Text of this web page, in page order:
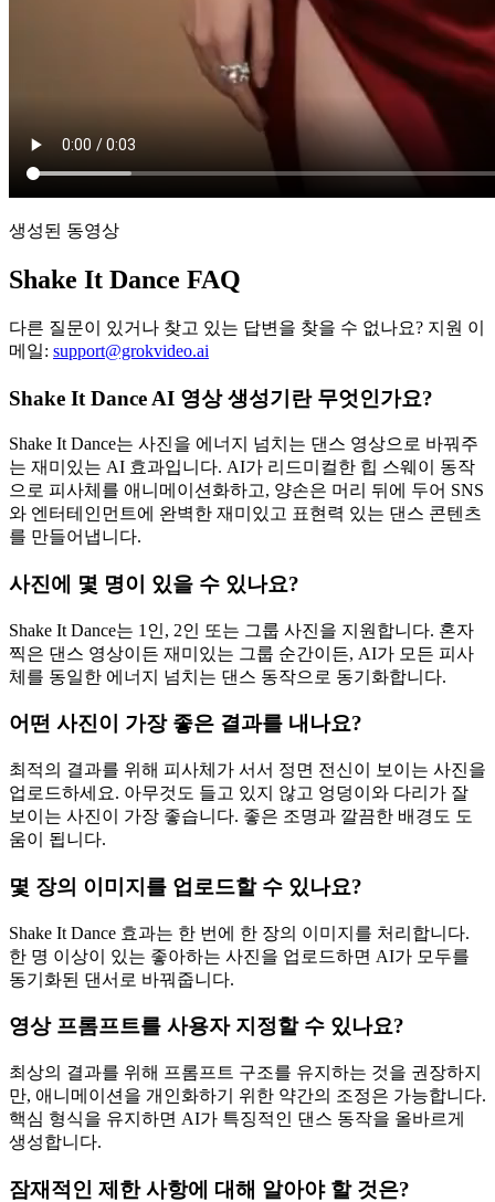
생성된 동영상
Shake It Dance FAQ
다른 질문이 있거나 찾고 있는 답변을 찾을 수 없나요? 지원 이
메일: support@grokvideo.ai
Shake It Dance AI 영상 생성기란 무엇인가요?
Shake It Dance는 사진을 에너지 넘치는 댄스 영상으로 바꿔주
는 재미있는 AI 효과입니다. AI가 리드미컬한 힙 스웨이 동작
으로 피사체를 애니메이션화하고, 양손은 머리 뒤에 두어 SNS
와 엔터테인먼트에 완벽한 재미있고 표현력 있는 댄스 콘텐츠
를 만들어냅니다.
사진에 몇 명이 있을 수 있나요?
Shake It Dance는 1인, 2인 또는 그룹 사진을 지원합니다. 혼자
찍은 댄스 영상이든 재미있는 그룹 순간이든, AI가 모든 피사
체를 동일한 에너지 넘치는 댄스 동작으로 동기화합니다.
어떤 사진이 가장 좋은 결과를 내나요?
최적의 결과를 위해 피사체가 서서 정면 전신이 보이는 사진을
업로드하세요. 아무것도 들고 있지 않고 엉덩이와 다리가 잘
보이는 사진이 가장 좋습니다. 좋은 조명과 깔끔한 배경도 도
움이 됩니다.
몇 장의 이미지를 업로드할 수 있나요?
Shake It Dance 효과는 한 번에 한 장의 이미지를 처리합니다.
한 명 이상이 있는 좋아하는 사진을 업로드하면 AI가 모두를
동기화된 댄서로 바꿔줍니다.
영상 프롬프트를 사용자 지정할 수 있나요?
최상의 결과를 위해 프롬프트 구조를 유지하는 것을 권장하지
만, 애니메이션을 개인화하기 위한 약간의 조정은 가능합니다.
핵심 형식을 유지하면 AI가 특징적인 댄스 동작을 올바르게
생성합니다.
잠재적인 제한 사항에 대해 알아야 할 것은?